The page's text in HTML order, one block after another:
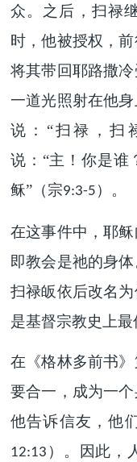
众。之后，扫禄
时，他被授权，
将其带回耶路撒
一道光照射在他
说：“扫禄，扫
说：“主！你是谁
稣”（宗9:3-5 ）。
在这事件中，耶
即教会是祂的身
扫禄皈依后改名
是基督宗教史上最
在《格林多前书
要合一，成为一个
他告诉信友，他
12:13 ）。因此，